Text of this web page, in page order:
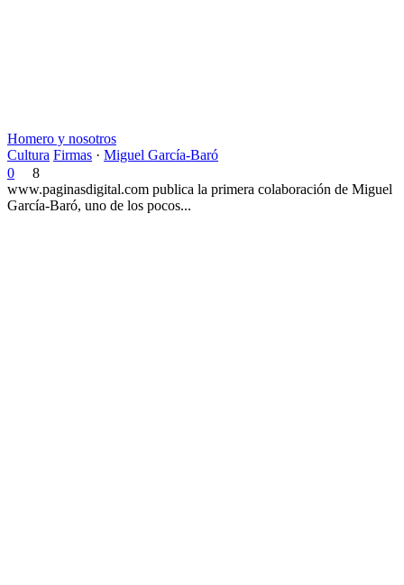
Homero y nosotros
Cultura Firmas · Miguel García-Baró
0
8
www.paginasdigital.com publica la primera colaboración de Miguel
García-Baró, uno de los pocos...